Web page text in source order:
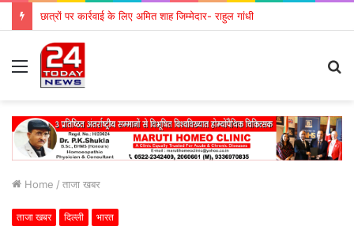
छात्रों पर कार्रवाई के लिए अमित शाह जिम्मेदार- राहुल गांधी
Menu
Home / ताजा खबर
ताजा खबर दिल्ली भारत